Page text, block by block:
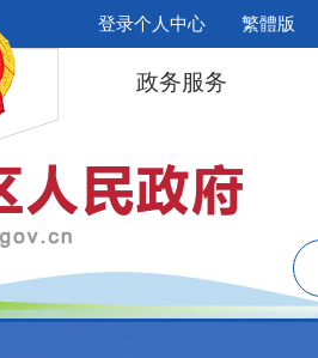
登录个人中心 繁體版
政务服务